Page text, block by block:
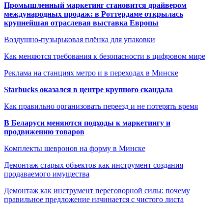
Промышленный маркетинг становится драйвером
международных продаж: в Роттердаме открылась
крупнейшая отраслевая выставка Европы
Воздушно-пузырьковая плёнка для упаковки
Как меняются требования к безопасности в цифровом мире
Реклама на станциях метро и в переходах в Минске
Starbucks оказался в центре крупного скандала
Как правильно организовать переезд и не потерять время
В Беларуси меняются подходы к маркетингу и
продвижению товаров
Комплекты шевронов на форму в Минске
Демонтаж старых объектов как инструмент создания
продаваемого имущества
Демонтаж как инструмент переговорной силы: почему
правильное предложение начинается с чистого листа